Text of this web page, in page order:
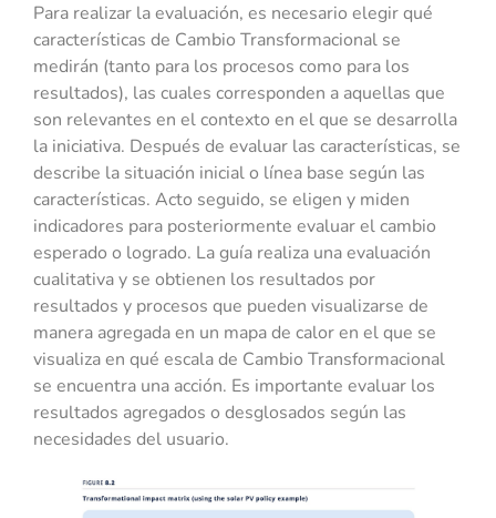
Para realizar la evaluación, es necesario elegir qué
características de Cambio Transformacional se
medirán (tanto para los procesos como para los
resultados), las cuales corresponden a aquellas que
son relevantes en el contexto en el que se desarrolla
la iniciativa. Después de evaluar las características, se
describe la situación inicial o línea base según las
características. Acto seguido, se eligen y miden
indicadores para posteriormente evaluar el cambio
esperado o logrado. La guía realiza una evaluación
cualitativa y se obtienen los resultados por
resultados y procesos que pueden visualizarse de
manera agregada en un mapa de calor en el que se
visualiza en qué escala de Cambio Transformacional
se encuentra una acción. Es importante evaluar los
resultados agregados o desglosados según las
necesidades del usuario.